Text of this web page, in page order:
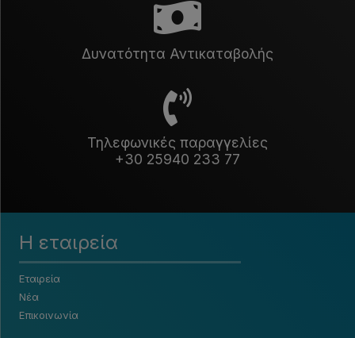
Δυνατότητα Αντικαταβολής
Τηλεφωνικές παραγγελίες
+30 25940 233 77
Η εταιρεία
Εταιρεία
Νέα
Επικοινωνία